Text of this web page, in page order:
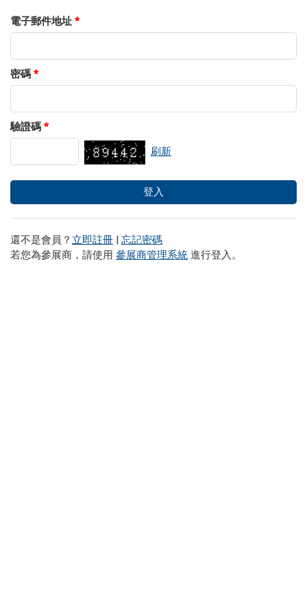
電子郵件地址 *
密碼 *
驗證碼 *
刷新
還不是會員？ 立即註冊 | 忘記密碼
若您為參展商，請使用 參展商管理系統 進行登入。